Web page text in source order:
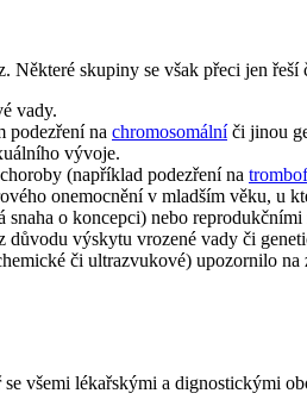
skupiny se však přeci jen řeší
vady.
podezření na chromosomálníči jinou
vývoje.
(například podezření na
onemocnění v mladším věku,
o koncepci) nebo
výskytu vrozené vady či
či ultrazvukové) upozornilo
všemi lékařskými a dignostickými